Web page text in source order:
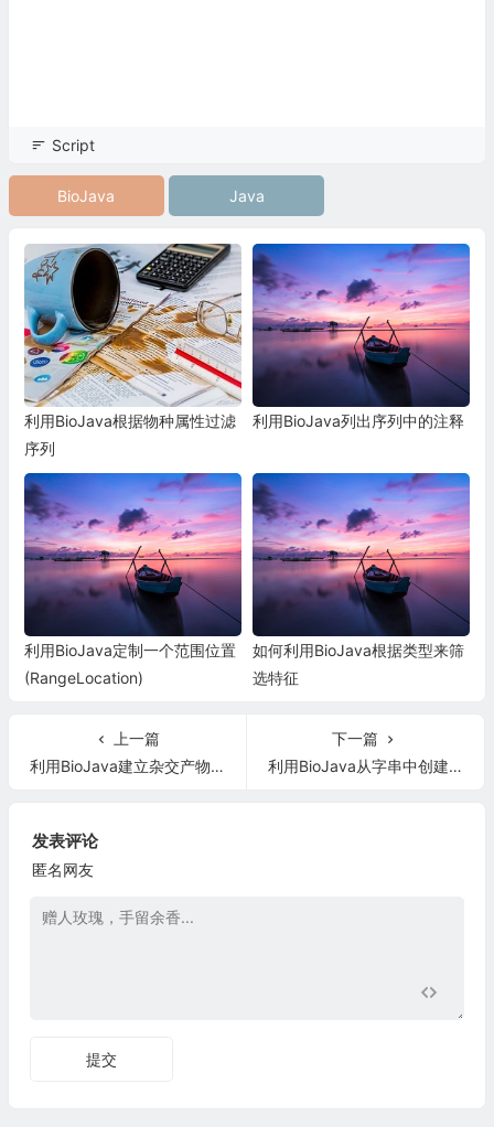
Script
BioJava Java
利用BioJava根据物种属性过滤
序列
利用BioJava列出序列中的注释
利用BioJava定制一个范围位置
(RangeLocation)
如何利用BioJava根据类型来筛
选特征
上一篇
利用BioJava建立杂交产物成分表
下一篇
利用BioJava从字串中创建一条序列对象以及将其写回一条字串
发表评论
匿名网友
提交